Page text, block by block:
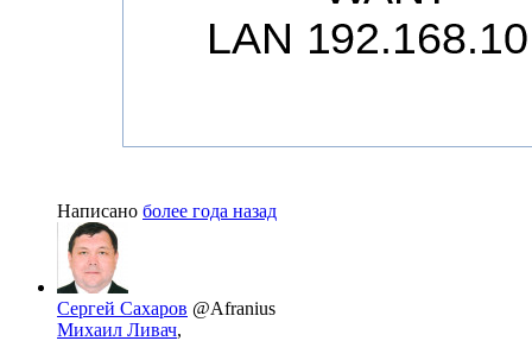
Написано более года назад
Сергей Сахаров @Afranius
Михаил Ливач,